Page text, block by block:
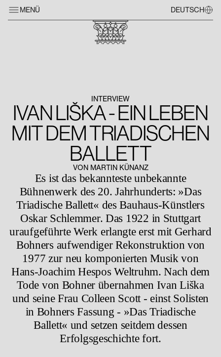
MENÜ DEUTSCH
INTERVIEW
IVAN LIŠKA - EIN LEBEN
MIT DEM TRIADISCHEN
BALLETT
VON MARTIN KÜNANZ
Es ist das bekannteste unbekannte
Bühnenwerk des 20. Jahrhunderts: »Das
Triadische Ballett« des Bauhaus-Künstlers
Oskar Schlemmer. Das 1922 in Stuttgart
uraufgeführte Werk erlangte erst mit Gerhard
Bohners aufwendiger Rekonstruktion von
1977 zur neu komponierten Musik von
Hans-Joachim Hespos Weltruhm. Nach dem
Tode von Bohner übernahmen Ivan Liška
und seine Frau Colleen Scott - einst Solisten
in Bohners Fassung - »Das Triadische
Ballett« und setzen seitdem dessen
Erfolgsgeschichte fort.